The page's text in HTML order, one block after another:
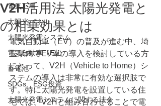
電気工事
太陽光パネル
太陽光発電システム
電気自動車（EV）
蓄電池
SDGs ESG投資
太陽光発電システムに関する法令
V2H活用法 太陽光発電と
の相乗効果とは
電気自動車（EV）の普及が進む中、埼
玉県内でEV車の導入を検討している方
にとって、V2H（Vehicle to Home）シ
ステムの導入は非常に有効な選択肢で
す。特に太陽光発電を設置している住
宅では、V2Hと組み合わせることで電